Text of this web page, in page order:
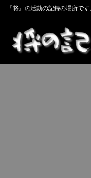
『将』の活動の記録の場所で